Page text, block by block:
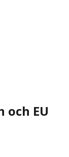
EU